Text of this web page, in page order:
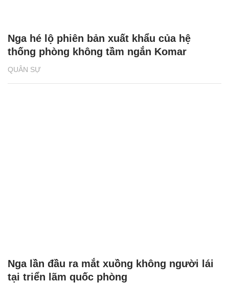
QUÂN SỰ
Nga hé lộ phiên bản xuất khẩu của hệ
thống phòng không tầm ngắn Komar
Nga lần đầu ra mắt xuồng không người lái
tại triển lãm quốc phòng